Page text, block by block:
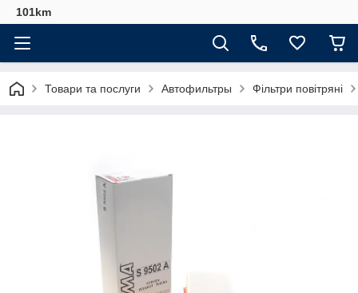
101km
Товари та послуги Автофильтры Фільтри повітряні